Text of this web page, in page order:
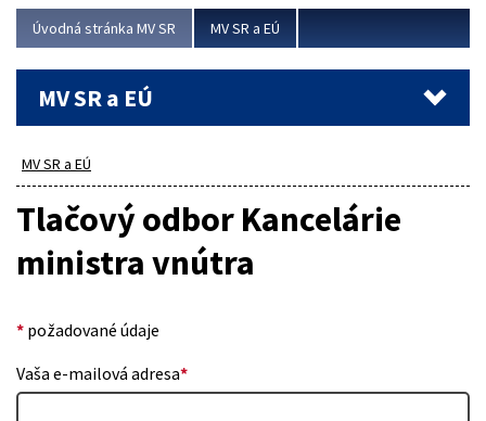
Viac
Úvodná stránka MV SR MV SR a EÚ
MV SR a EÚ
MV SR a EÚ
Tlačový odbor Kancelárie
ministra vnútra
* požadované údaje
Vaša e-mailová adresa*